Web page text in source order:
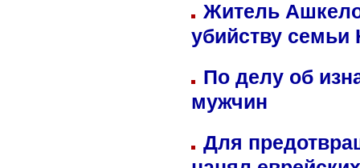
Житель
убийству семьи
По делу об
мужчин
Для